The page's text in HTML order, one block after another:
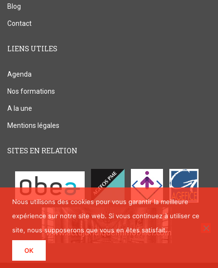
Blog
Contact
LIENS UTILES
Agenda
Nos formations
A la une
Mentions légales
SITES EN RELATION
Nous utilisons des cookies pour vous garantir la meilleure
expérience sur notre site web. Si vous continuez à utiliser ce
site, nous supposerons que vous en êtes satisfait.
OK